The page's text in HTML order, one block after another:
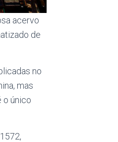
acervo
de
no
mas
o único